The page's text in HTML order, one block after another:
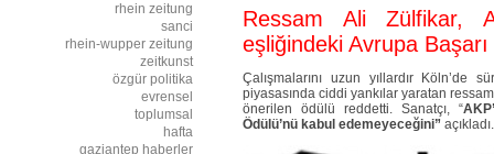
Ressam Ali Zülfikar,
eşliğindeki Avrupa
Çalışmalarını uzun yıllardır
piyasasında ciddi yankılar yaratan
önerilen ödülü reddetti. Sanatçı, “
Ödülü’nü kabul edemeyeceğini”
rhein zeitung
sanci
rhein-wupper zeitung
zeitkunst
özgür politika
evrensel
toplumsal
hafta
gaziantep haberler